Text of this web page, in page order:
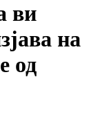
ви
на
од